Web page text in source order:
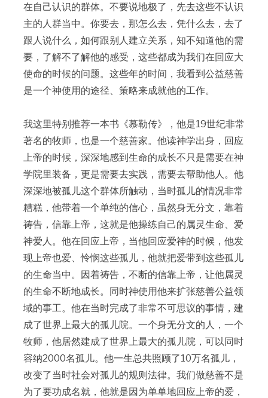
在自己认识的群体。不要说地极了，先去这些不认识
主的人群当中。你要去，那怎么去，凭什么去，去了
跟人说什么，如何跟别人建立关系，知不知道他的需
要，了解不了解他的感受，这些都成为我们在回应大
使命的时候的问题。这些年的时间，我看到公益慈善
是一个神使用的途径、策略来成就他的工作。
我这里特别推荐一本书《慕勒传》，他是19世纪非常
著名的牧师，也是一个慈善家。他读神学出身，回应
上帝的时候，深深地感到生命的成长不只是需要在神
学院里装备，更是需要去实践，需要去帮助他人。他
深深地被孤儿这个群体所触动，当时孤儿的情况非常
糟糕，他带着一个单纯的信心，虽然身无分文，靠着
祷告，信靠上帝，这就是他操练自己的属灵生命、爱
神爱人。他在回应上帝，当他回应爱神的时候，他发
现上帝也爱、怜悯这些孤儿，他就把爱带到这些孤儿
的生命当中。因着祷告，不断的信靠上帝，让他属灵
的生命不断地成长。同时神使用他来扩张慈善公益领
域的事工。他在当时完成了非常不可思议的事情，建
成了世界上最大的孤儿院。一个身无分文的人，一个
牧师，他居然建成了世界上最大的孤儿院，可以同时
容纳2000名孤儿。他一生总共照顾了10万名孤儿，
改变了当时社会对孤儿的规则法律。我们做慈善不是
为了要功成名就，他就是因为单单地回应上帝的爱，